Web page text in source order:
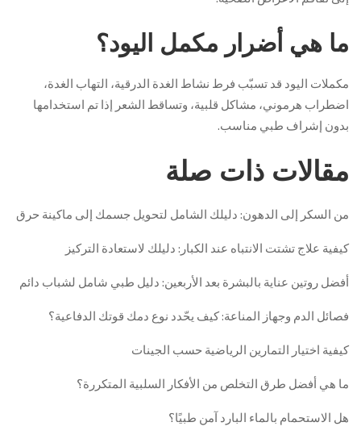
ما هي أضرار مكمل اليود؟
مكملات اليود قد تسبّب فرط نشاط الغدة الدرقية، التهاب الغدة،
اضطراب هرموني، مشاكل قلبية، وتساقط الشعر إذا تم استخدامها
بدون إشراف طبي مناسب.
مقالات ذات صلة
من السكر إلى الدهون: دليلك الشامل لتحويل جسمك إلى ماكينة حرق
كيفية علاج تشتت الانتباه عند الكبار: دليلك لاستعادة التركيز
أفضل روتين عناية بالبشرة بعد الأربعين: دليل طبي شامل لشباب دائم
فصائل الدم وجهاز المناعة: كيف يحّدد نوع دمك قوتك الدفاعية؟
كيفية اختيار التمارين الرياضية حسب الجينات
ما هي أفضل طرق التخلص من الأفكار السلبية المتكررة؟
هل الاستحمام بالماء البارد آمن طبيًا؟